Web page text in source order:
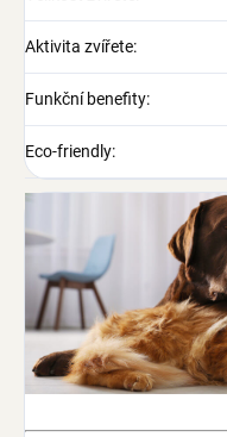
Aktivita zvířete:
Funkční benefity:
Eco-friendly: